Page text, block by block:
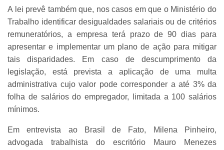
A lei prevê também que, nos casos em que o Ministério do
Trabalho identificar desigualdades salariais ou de critérios
remuneratórios, a empresa terá prazo de 90 dias para
apresentar e implementar um plano de ação para mitigar
tais disparidades. Em caso de descumprimento da
legislação, está prevista a aplicação de uma multa
administrativa cujo valor pode corresponder a até 3% da
folha de salários do empregador, limitada a 100 salários
mínimos.
Em entrevista ao Brasil de Fato, Milena Pinheiro,
advogada trabalhista do escritório Mauro Menezes